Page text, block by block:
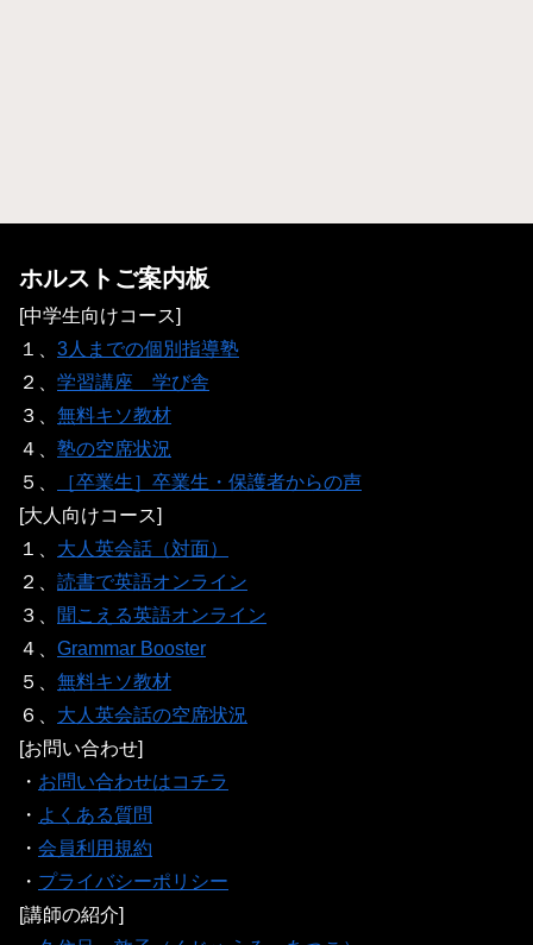
ホルストご案内板
[中学生向けコース]
１、 3人までの個別指導塾
２、 学習講座 学び舎
３、 無料キソ教材
４、 塾の空席状況
５、
［卒業生］卒業生・保護者からの声
[大人向けコース]
１、 大人英会話（対面）
２、 読書で英語オンライン
３、
聞こえる英語オンライン
４、 Grammar Booster
５、 無料キソ教材
６、 大人英会話の空席状況
[お問い合わせ]
・ お問い合わせはコチラ
・ よくある質問
・ 会員利用規約
・ プライバシーポリシー
[講師の紹介]